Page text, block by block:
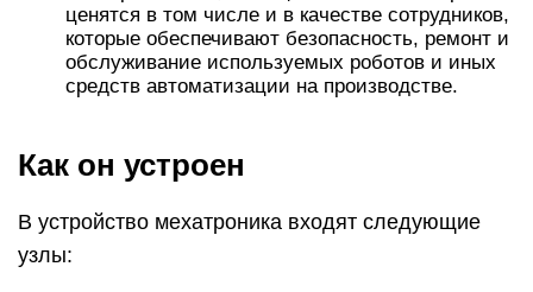
ценятся в том числе и в качестве сотрудников,
которые обеспечивают безопасность, ремонт и
обслуживание используемых роботов и иных
средств автоматизации на производстве.
Как он устроен
В устройство мехатроника входят следующие
узлы: